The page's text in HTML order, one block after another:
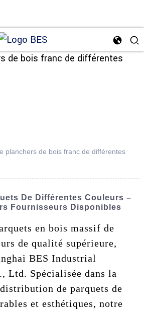
planchers de bois franc de différentes
De Différentes Couleurs –
Fournisseurs Disponibles
en bois massif de
de qualité supérieure,
BES Industrial
Ltd. Spécialisée dans la
de parquets de
et esthétiques, notre